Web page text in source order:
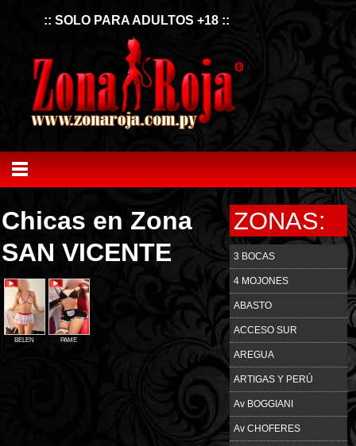
:: SOLO PARA ADULTOS +18 ::
Chicas en Zona
SAN VICENTE
BELEN PAME
ZONAS:
3 BOCAS
4 MOJONES
ABASTO
ACCESO SUR
AREGUA
ARTIGAS Y PERÚ
Av BOGGIANI
Av CHOFERES